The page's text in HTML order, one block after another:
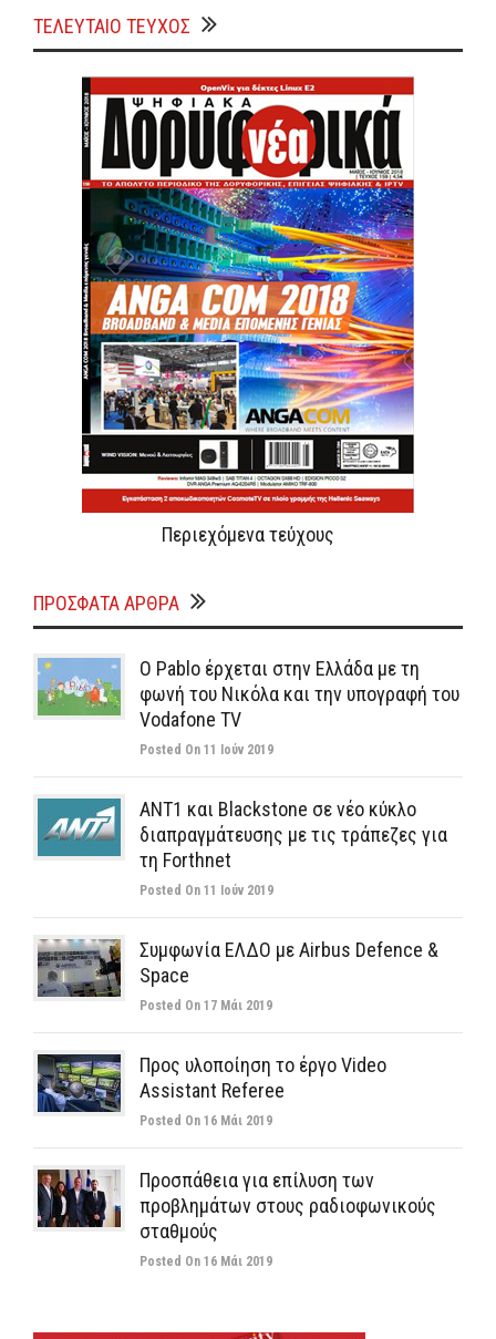
ΤΕΛΕΥΤΑΙΟ ΤΕΥΧΟΣ
Περιεχόμενα τεύχους
ΠΡΌΣΦΑΤΑ ΆΡΘΡΑ
Ο Pablo έρχεται στην Ελλάδα με τη
φωνή του Νικόλα και την υπογραφή του
Vodafone TV
Posted On 11 Ιούν 2019
ΑΝΤ1 και Blackstone σε νέο κύκλο
διαπραγμάτευσης με τις τράπεζες για
τη Forthnet
Posted On 11 Ιούν 2019
Συμφωνία ΕΛΔΟ με Airbus Defence &
Space
Posted On 17 Μάι 2019
Προς υλοποίηση το έργο Video
Assistant Referee
Posted On 16 Μάι 2019
Προσπάθεια για επίλυση των
προβλημάτων στους ραδιοφωνικούς
σταθμούς
Posted On 16 Μάι 2019